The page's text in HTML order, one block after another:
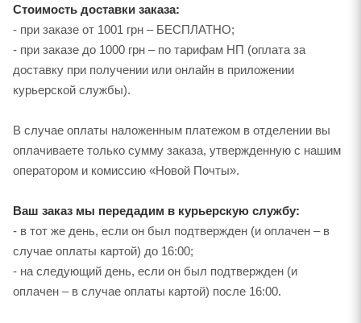
Стоимость доставки заказа:
- при заказе от 1001 грн – БЕСПЛАТНО;
- при заказе до 1000 грн – по тарифам НП (оплата за
доставку при получении или онлайн в приложении
курьерской службы).
В случае оплаты наложенным платежом в отделении вы
оплачиваете только сумму заказа, утвержденную с нашим
оператором и комиссию «Новой Почты».
Ваш заказ мы передадим в курьерскую службу:
- в тот же день, если он был подтвержден (и оплачен – в
случае оплаты картой) до 16:00;
- на следующий день, если он был подтвержден (и
оплачен – в случае оплаты картой) после 16:00.